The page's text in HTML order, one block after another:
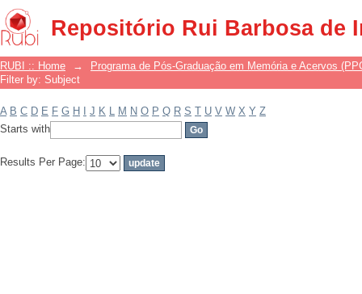
Repositório Rui Barbosa de
Filter by: Subject
RUBI :: Home →
Programa de Pós-Graduação em Memória e Acervos
Filter by: Subject
A B C D E F G H J K L M N O P Q R S T U V W X Y Z
Starts with
Results Per Page: